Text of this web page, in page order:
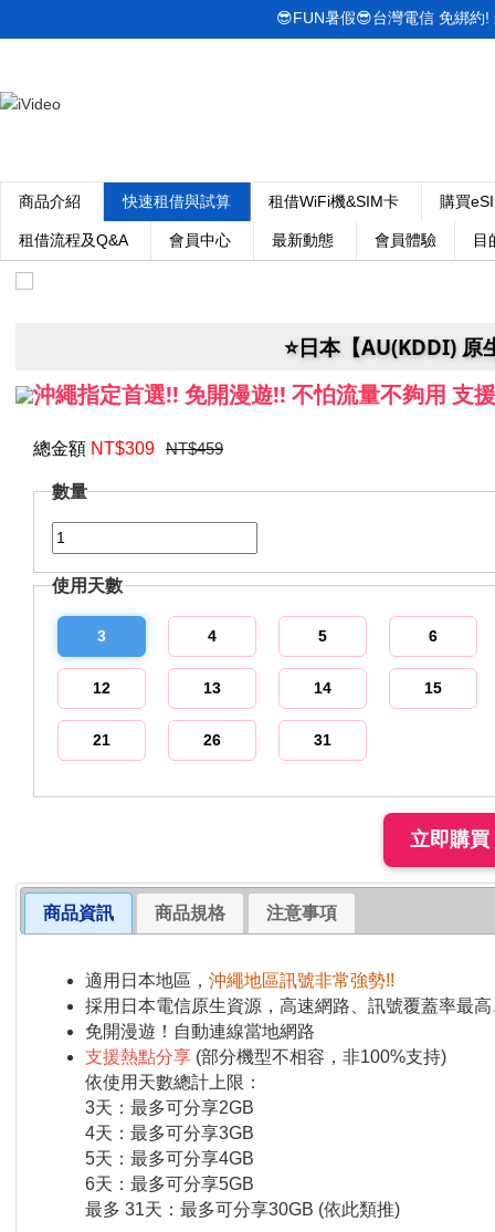
商品介紹 快速租借與試算 租借WiFi機&SIM卡 購買
租借流程及Q&A 會員中心 最新動態 會員體驗 目
😎FUN暑假😎台灣電信 免綁約
⭐️日本【AU(KDDI)
沖繩指定首選!! 免開漫遊!! 不怕流量不夠用 支
總金額 NT$309 NT$459
數量
使用天數
3 4 5 6
12 13 14 15
21 26 31
商品資訊 商品規格 注意事項
適用日本地區，沖繩地區訊號非常強勢!!
採用日本電信原生資源，高速網路、訊號覆蓋率最
免開漫遊！自動連線當地網路
支援熱點分享 (部分機型不相容，非100%支持)
依使用天數總計上限：
3天：最多可分享2GB
4天：最多可分享3GB
5天：最多可分享4GB
6天：最多可分享5GB
最多 31天：最多可分享30GB (依此類推)